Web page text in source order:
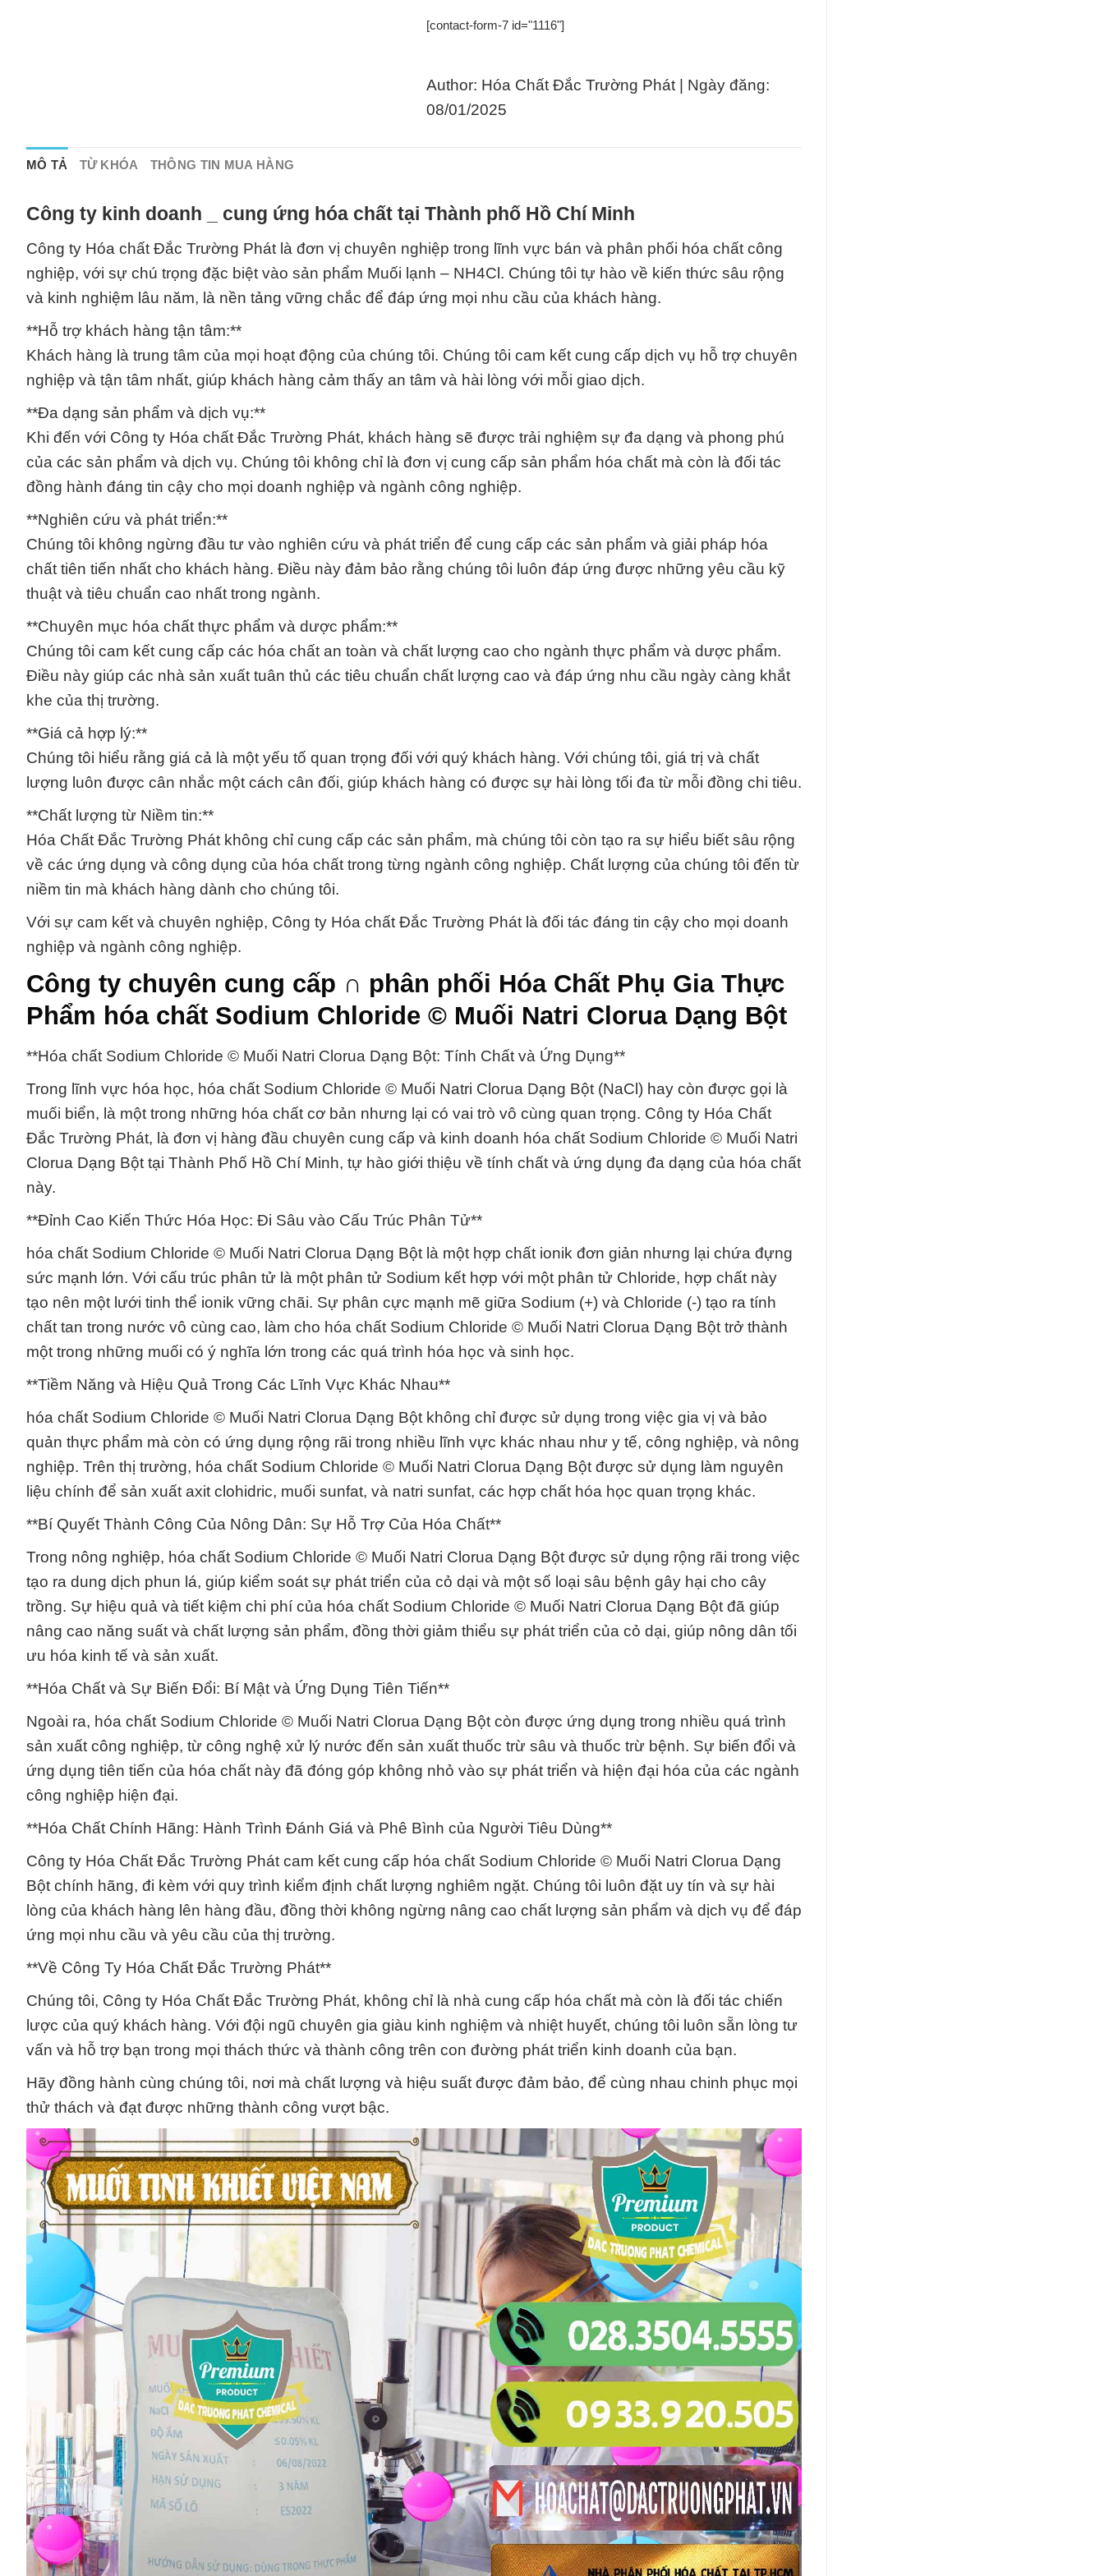
[contact-form-7 id="1116"]
Author: Hóa Chất Đắc Trường Phát | Ngày đăng:
08/01/2025
MÔ TẢ TỪ KHÓA THÔNG TIN MUA HÀNG
Công ty kinh doanh _ cung ứng hóa chất tại Thành phố Hồ Chí Minh
Công ty Hóa chất Đắc Trường Phát là đơn vị chuyên nghiệp trong lĩnh vực bán và phân phối hóa chất công
nghiệp, với sự chú trọng đặc biệt vào sản phẩm Muối lạnh – NH4Cl. Chúng tôi tự hào về kiến thức sâu rộng
và kinh nghiệm lâu năm, là nền tảng vững chắc để đáp ứng mọi nhu cầu của khách hàng.
**Hỗ trợ khách hàng tận tâm:**
Khách hàng là trung tâm của mọi hoạt động của chúng tôi. Chúng tôi cam kết cung cấp dịch vụ hỗ trợ chuyên
nghiệp và tận tâm nhất, giúp khách hàng cảm thấy an tâm và hài lòng với mỗi giao dịch.
**Đa dạng sản phẩm và dịch vụ:**
Khi đến với Công ty Hóa chất Đắc Trường Phát, khách hàng sẽ được trải nghiệm sự đa dạng và phong phú
của các sản phẩm và dịch vụ. Chúng tôi không chỉ là đơn vị cung cấp sản phẩm hóa chất mà còn là đối tác
đồng hành đáng tin cậy cho mọi doanh nghiệp và ngành công nghiệp.
**Nghiên cứu và phát triển:**
Chúng tôi không ngừng đầu tư vào nghiên cứu và phát triển để cung cấp các sản phẩm và giải pháp hóa
chất tiên tiến nhất cho khách hàng. Điều này đảm bảo rằng chúng tôi luôn đáp ứng được những yêu cầu kỹ
thuật và tiêu chuẩn cao nhất trong ngành.
**Chuyên mục hóa chất thực phẩm và dược phẩm:**
Chúng tôi cam kết cung cấp các hóa chất an toàn và chất lượng cao cho ngành thực phẩm và dược phẩm.
Điều này giúp các nhà sản xuất tuân thủ các tiêu chuẩn chất lượng cao và đáp ứng nhu cầu ngày càng khắt
khe của thị trường.
**Giá cả hợp lý:**
Chúng tôi hiểu rằng giá cả là một yếu tố quan trọng đối với quý khách hàng. Với chúng tôi, giá trị và chất
lượng luôn được cân nhắc một cách cân đối, giúp khách hàng có được sự hài lòng tối đa từ mỗi đồng chi tiêu.
**Chất lượng từ Niềm tin:**
Hóa Chất Đắc Trường Phát không chỉ cung cấp các sản phẩm, mà chúng tôi còn tạo ra sự hiểu biết sâu rộng
về các ứng dụng và công dụng của hóa chất trong từng ngành công nghiệp. Chất lượng của chúng tôi đến từ
niềm tin mà khách hàng dành cho chúng tôi.
Với sự cam kết và chuyên nghiệp, Công ty Hóa chất Đắc Trường Phát là đối tác đáng tin cậy cho mọi doanh
nghiệp và ngành công nghiệp.
Công ty chuyên cung cấp ∩ phân phối Hóa Chất Phụ Gia Thực
Phẩm hóa chất Sodium Chloride © Muối Natri Clorua Dạng Bột
**Hóa chất Sodium Chloride © Muối Natri Clorua Dạng Bột: Tính Chất và Ứng Dụng**
Trong lĩnh vực hóa học, hóa chất Sodium Chloride © Muối Natri Clorua Dạng Bột (NaCl) hay còn được gọi là
muối biển, là một trong những hóa chất cơ bản nhưng lại có vai trò vô cùng quan trọng. Công ty Hóa Chất
Đắc Trường Phát, là đơn vị hàng đầu chuyên cung cấp và kinh doanh hóa chất Sodium Chloride © Muối Natri
Clorua Dạng Bột tại Thành Phố Hồ Chí Minh, tự hào giới thiệu về tính chất và ứng dụng đa dạng của hóa chất
này.
**Đỉnh Cao Kiến Thức Hóa Học: Đi Sâu vào Cấu Trúc Phân Tử**
hóa chất Sodium Chloride © Muối Natri Clorua Dạng Bột là một hợp chất ionik đơn giản nhưng lại chứa đựng
sức mạnh lớn. Với cấu trúc phân tử là một phân tử Sodium kết hợp với một phân tử Chloride, hợp chất này
tạo nên một lưới tinh thể ionik vững chãi. Sự phân cực mạnh mẽ giữa Sodium (+) và Chloride (-) tạo ra tính
chất tan trong nước vô cùng cao, làm cho hóa chất Sodium Chloride © Muối Natri Clorua Dạng Bột trở thành
một trong những muối có ý nghĩa lớn trong các quá trình hóa học và sinh học.
**Tiềm Năng và Hiệu Quả Trong Các Lĩnh Vực Khác Nhau**
hóa chất Sodium Chloride © Muối Natri Clorua Dạng Bột không chỉ được sử dụng trong việc gia vị và bảo
quản thực phẩm mà còn có ứng dụng rộng rãi trong nhiều lĩnh vực khác nhau như y tế, công nghiệp, và nông
nghiệp. Trên thị trường, hóa chất Sodium Chloride © Muối Natri Clorua Dạng Bột được sử dụng làm nguyên
liệu chính để sản xuất axit clohidric, muối sunfat, và natri sunfat, các hợp chất hóa học quan trọng khác.
**Bí Quyết Thành Công Của Nông Dân: Sự Hỗ Trợ Của Hóa Chất**
Trong nông nghiệp, hóa chất Sodium Chloride © Muối Natri Clorua Dạng Bột được sử dụng rộng rãi trong việc
tạo ra dung dịch phun lá, giúp kiểm soát sự phát triển của cỏ dại và một số loại sâu bệnh gây hại cho cây
trồng. Sự hiệu quả và tiết kiệm chi phí của hóa chất Sodium Chloride © Muối Natri Clorua Dạng Bột đã giúp
nâng cao năng suất và chất lượng sản phẩm, đồng thời giảm thiểu sự phát triển của cỏ dại, giúp nông dân tối
ưu hóa kinh tế và sản xuất.
**Hóa Chất và Sự Biến Đổi: Bí Mật và Ứng Dụng Tiên Tiến**
Ngoài ra, hóa chất Sodium Chloride © Muối Natri Clorua Dạng Bột còn được ứng dụng trong nhiều quá trình
sản xuất công nghiệp, từ công nghệ xử lý nước đến sản xuất thuốc trừ sâu và thuốc trừ bệnh. Sự biến đổi và
ứng dụng tiên tiến của hóa chất này đã đóng góp không nhỏ vào sự phát triển và hiện đại hóa của các ngành
công nghiệp hiện đại.
**Hóa Chất Chính Hãng: Hành Trình Đánh Giá và Phê Bình của Người Tiêu Dùng**
Công ty Hóa Chất Đắc Trường Phát cam kết cung cấp hóa chất Sodium Chloride © Muối Natri Clorua Dạng
Bột chính hãng, đi kèm với quy trình kiểm định chất lượng nghiêm ngặt. Chúng tôi luôn đặt uy tín và sự hài
lòng của khách hàng lên hàng đầu, đồng thời không ngừng nâng cao chất lượng sản phẩm và dịch vụ để đáp
ứng mọi nhu cầu và yêu cầu của thị trường.
**Về Công Ty Hóa Chất Đắc Trường Phát**
Chúng tôi, Công ty Hóa Chất Đắc Trường Phát, không chỉ là nhà cung cấp hóa chất mà còn là đối tác chiến
lược của quý khách hàng. Với đội ngũ chuyên gia giàu kinh nghiệm và nhiệt huyết, chúng tôi luôn sẵn lòng tư
vấn và hỗ trợ bạn trong mọi thách thức và thành công trên con đường phát triển kinh doanh của bạn.
Hãy đồng hành cùng chúng tôi, nơi mà chất lượng và hiệu suất được đảm bảo, để cùng nhau chinh phục mọi
thử thách và đạt được những thành công vượt bậc.